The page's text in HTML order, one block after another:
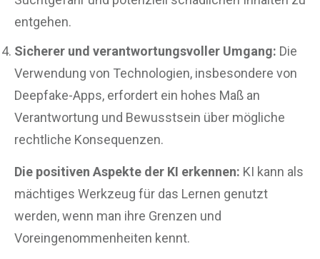
entgehen.
Sicherer und verantwortungsvoller Umgang: Die
Verwendung von Technologien, insbesondere von
Deepfake-Apps, erfordert ein hohes Maß an
Verantwortung und Bewusstsein über mögliche
rechtliche Konsequenzen.
Die positiven Aspekte der KI erkennen: KI kann als
mächtiges Werkzeug für das Lernen genutzt
werden, wenn man ihre Grenzen und
Voreingenommenheiten kennt.